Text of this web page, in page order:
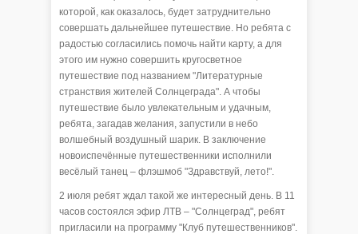
которой, как оказалось, будет затруднительно
совершать дальнейшее путешествие. Но ребята с
радостью согласились помочь найти карту, а для
этого им нужно совершить кругосветное
путешествие под названием "Литературные
странствия жителей Солнцеграда". А чтобы
путешествие было увлекательным и удачным,
ребята, загадав желания, запустили в небо
волшебный воздушный шарик. В заключение
новоиспечённые путешественники исполнили
весёлый танец – флэшмоб "Здравствуй, лето!".
2 июля ребят ждал такой же интересный день. В 11
часов состоялся эфир ЛТВ – "Солнцеград", ребят
пригласили на программу "Клуб путешественников".